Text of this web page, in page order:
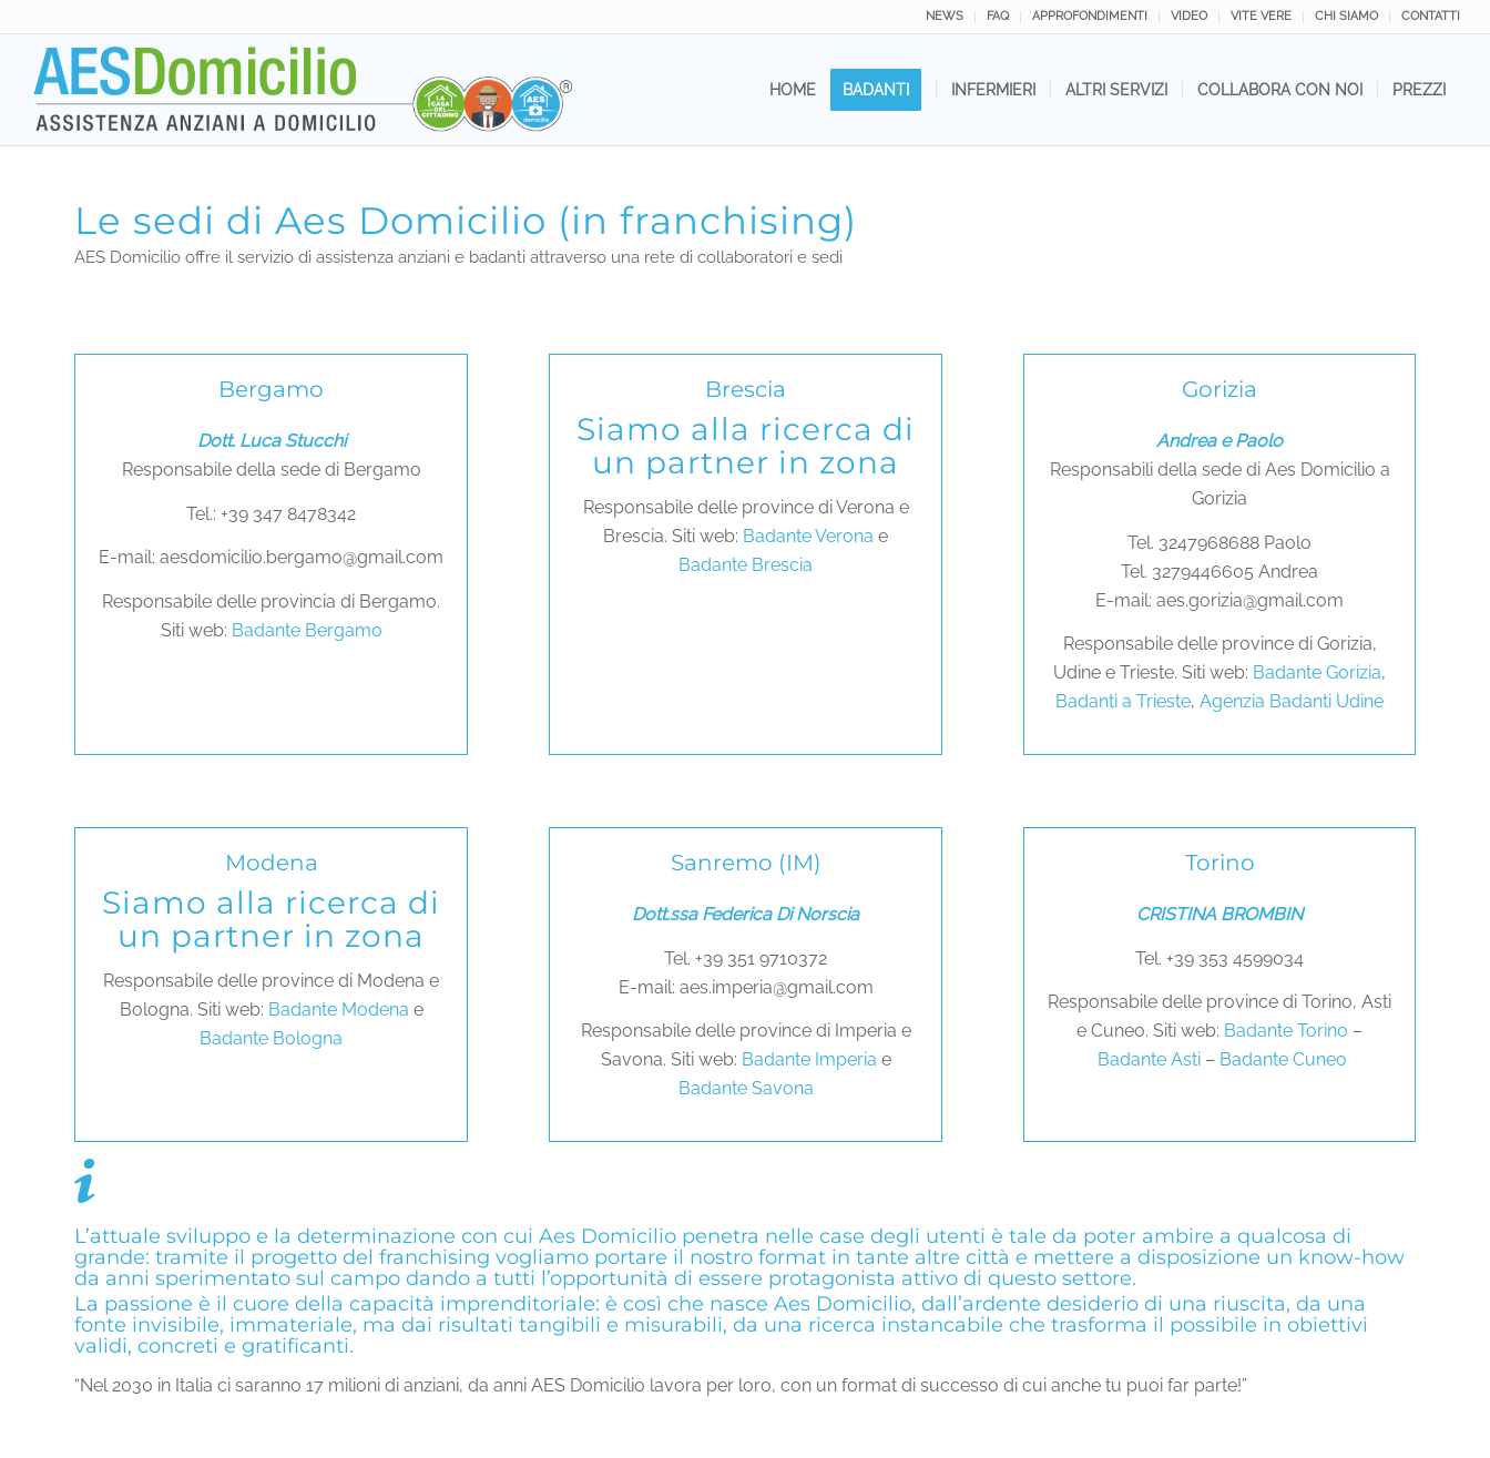
NEWS FAQ APPROFONDIMENTI VIDEO VITE VERE CHI SIAMO CONTATTI
HOME BADANTI INFERMIERI ALTRI SERVIZI COLLABORA CON NOI PREZZI
Le sedi di Aes Domicilio (in franchising)
AES Domicilio offre il servizio di assistenza anziani e badanti attraverso una rete di collaboratori e sedi
Bergamo
Dott. Luca Stucchi
Responsabile della sede di Bergamo
Tel.: +39 347 8478342
E-mail: aesdomicilio.bergamo@gmail.com
Responsabile delle provincia di Bergamo.
Siti web: Badante Bergamo
Brescia
Siamo alla ricerca di
un partner in zona
Responsabile delle province di Verona e
Brescia. Siti web: Badante Verona e
Badante Brescia
Gorizia
Andrea e Paolo
Responsabili della sede di Aes Domicilio a
Gorizia
Tel. 3247968688 Paolo
Tel. 3279446605 Andrea
E-mail: aes.gorizia@gmail.com
Responsabile delle province di Gorizia,
Udine e Trieste. Siti web: Badante Gorizia,
Badanti a Trieste, Agenzia Badanti Udine
Modena
Siamo alla ricerca di
un partner in zona
Responsabile delle province di Modena e
Bologna. Siti web: Badante Modena e
Badante Bologna
Sanremo (IM)
Dott.ssa Federica Di Norscia
Tel. +39 351 9710372
E-mail: aes.imperia@gmail.com
Responsabile delle province di Imperia e
Savona. Siti web: Badante Imperia e
Badante Savona
Torino
CRISTINA BROMBIN
Tel. +39 353 4599034
Responsabile delle province di Torino, Asti
e Cuneo. Siti web: Badante Torino –
Badante Asti– Badante Cuneo
L’attuale sviluppo e la determinazione con cui Aes Domicilio penetra nelle case degli utenti è tale da poter ambire a qualcosa di
grande: tramite il progetto del franchising vogliamo portare il nostro format in tante altre città e mettere a disposizione un know-how
da anni sperimentato sul campo dando a tutti l’opportunità di essere protagonista attivo di questo settore.
La passione è il cuore della capacità imprenditoriale: è così che nasce Aes Domicilio, dall’ardente desiderio di una riuscita, da una
fonte invisibile, immateriale, ma dai risultati tangibili e misurabili, da una ricerca instancabile che trasforma il possibile in obiettivi
validi, concreti e gratificanti.
“Nel 2030 in Italia ci saranno 17 milioni di anziani, da anni AES Domicilio lavora per loro, con un format di successo di cui anche tu puoi far parte!”